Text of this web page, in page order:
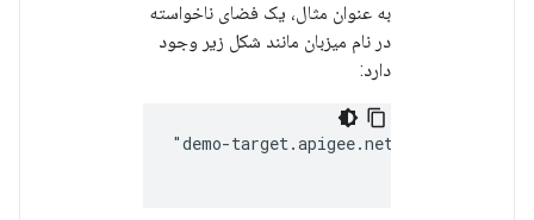
به عنوان مثال، یک فضای ناخواسته
در نام میزبان مانند شکل زیر وجود
دارد:
"demo-target.apigee.net "